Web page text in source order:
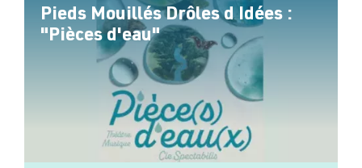
Pieds Mouillés Drôles d Idées :
"Pièces d'eau"